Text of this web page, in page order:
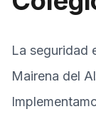
La seguridad
Mairena del